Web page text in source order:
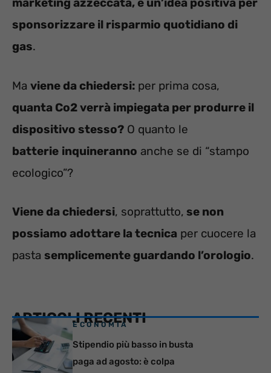
marketing azzeccata, e un’idea positiva per
sponsorizzare il risparmio quotidiano di
gas.
Ma viene da chiedersi: per prima cosa,
quanta Co2 verrà impiegata per produrre il
dispositivo stesso? O quanto le
batterie inquineranno anche se di “stampo
ecologico”?
Viene da chiedersi, soprattutto, se non
possiamo adottare la tecnica per cuocere la
pasta semplicemente guardando l’orologio.
ARTICOLI RECENTI
ECONOMIA
Stipendio più basso in busta
paga ad agosto: è colpa